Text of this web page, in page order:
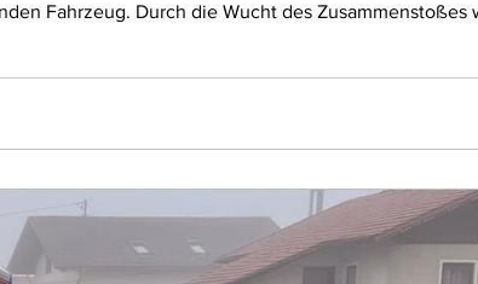
Fahrzeug. Durch die Wucht des Zusammenstoßes